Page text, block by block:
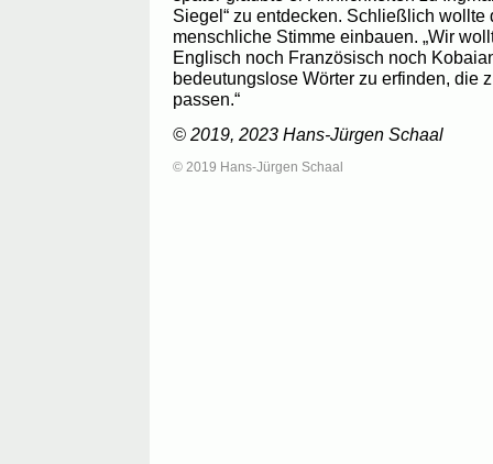
Siegel“ zu entdecken. Schließlich wollte
menschliche Stimme einbauen. „Wir
Englisch noch Französisch noch
bedeutungslose Wörter zu erfinden, die
passen.“
© 2019, 2023 Hans-Jürgen Schaal
© 2019 Hans-Jürgen Schaal